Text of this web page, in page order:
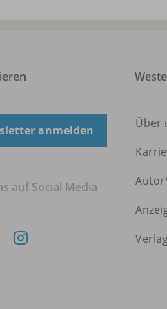
anmelden
auf Social Media